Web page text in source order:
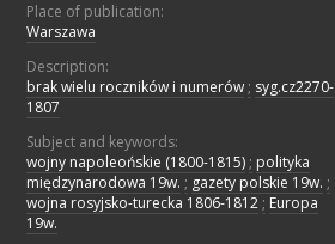
Place of publication:
Warszawa
Description:
brak wielu roczników i numerów ; syg.cz2270-
1807
Subject and keywords:
wojny napoleońskie (1800-1815) ; polityka
międzynarodowa 19w. ; gazety polskie 19w. ;
wojna rosyjsko-turecka 1806-1812 ; Europa
19w.